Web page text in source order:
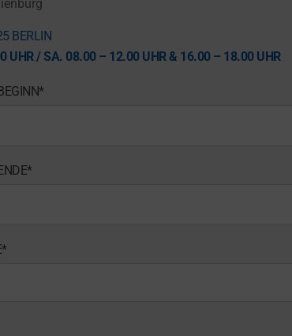
BERLIN
UHR / SA. 08.00 – 12.00 UHR & 16.00 – 18.00 UHR